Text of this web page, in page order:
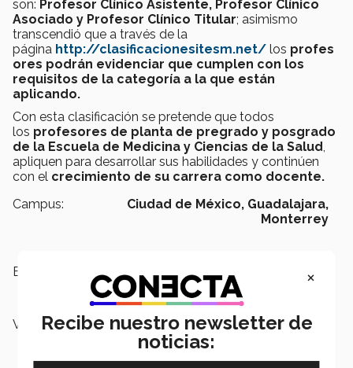
son: Profesor Clínico Asistente, Profesor Clínico
Asociado y Profesor Clínico Titular; asimismo
transcendió que a través de la
página http://clasificacionesitesm.net/ los profes
ores podrán evidenciar que cumplen con los
requisitos de la categoría a la que están
aplicando.
Con esta clasificación se pretende que todos
los profesores de planta de pregrado y posgrado
de la Escuela de Medicina y Ciencias de la Salud
apliquen para desarrollar sus habilidades y continúen
con el crecimiento de su carrera como docente.
Campus:
Ciudad de México, Guadalajara,
Monterrey
Escuelas: Medicina y Ciencias de la Salud
Vicerrectorías: Vicerrectoría Académica
×
Recibe nuestro newsletter de
noticias: